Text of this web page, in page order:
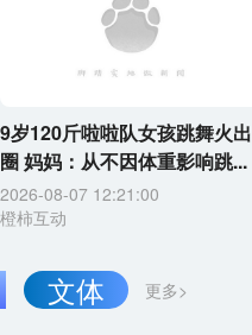
9岁120斤啦啦队女孩跳舞火出
圈 妈妈：从不因体重影响跳...
2026-08-07 12:21:00
橙柿互动
更多>
文体